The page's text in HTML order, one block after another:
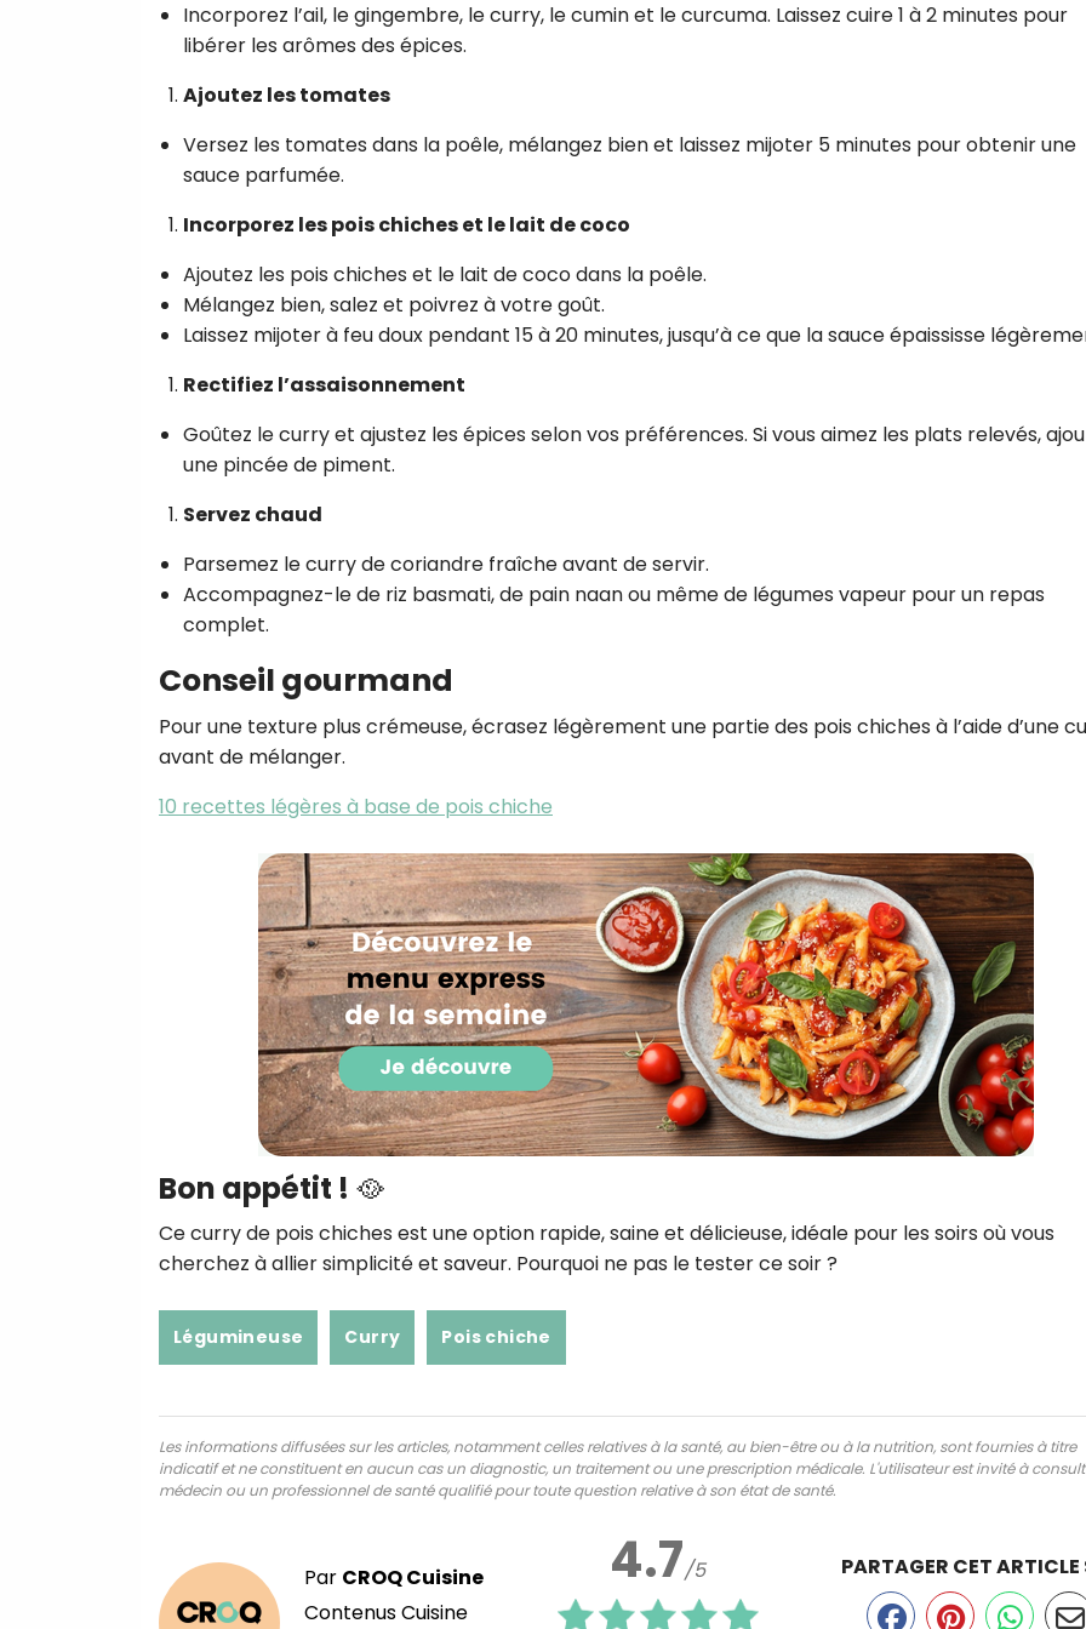
Incorporez l’ail, le gingembre, le curry, le cumin et le curcuma. Laissez cuire 1 à 2 minutes pour
libérer les arômes des épices.
Ajoutez les tomates
Versez les tomates dans la poêle, mélangez bien et laissez mijoter 5 minutes pour obtenir une
sauce parfumée.
Incorporez les pois chiches et le lait de coco
Ajoutez les pois chiches et le lait de coco dans la poêle.
Mélangez bien, salez et poivrez à votre goût.
Laissez mijoter à feu doux pendant 15 à 20 minutes, jusqu’à ce que la sauce épaississe
Rectifiez l’assaisonnement
Goûtez le curry et ajustez les épices selon vos préférences. Si vous aimez les plats relevés,
une pincée de piment.
Servez chaud
Parsemez le curry de coriandre fraîche avant de servir.
Accompagnez-le de riz basmati, de pain naan ou même de légumes vapeur pour un repas
complet.
Conseil gourmand
Pour une texture plus crémeuse, écrasez légèrement une partie des pois chiches à l’aide d’une
avant de mélanger.
10 recettes légères à base de pois chiche
Bon appétit ! 🥘
Ce curry de pois chiches est une option rapide, saine et délicieuse, idéale pour les soirs où vous
cherchez à allier simplicité et saveur. Pourquoi ne pas le tester ce soir ?
Légumineuse Curry Pois chiche
Les informations diffusées sur les articles, notamment celles relatives à la santé, au bien-être ou à la nutrition, sont fournies à titre
indicatif et ne constituent en aucun cas un diagnostic, un traitement ou une prescription médicale. L'utilisateur est invité à
médecin ou un professionnel de santé qualifié pour toute question relative à son état de santé.
Par CROQ Cuisine
Contenus Cuisine
4.7/5 PARTAGER CET ARTICLE